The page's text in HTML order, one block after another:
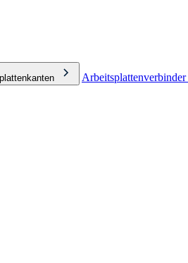
Arbeitsplattenverbinder